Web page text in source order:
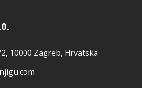
10000 Zagreb, Hrvatska